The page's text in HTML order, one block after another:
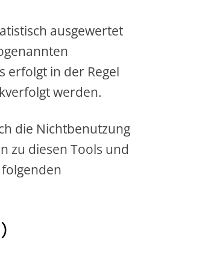
ausgewertet
erfolgt in der Regel
werden.
die Nichtbenutzung
zu diesen Tools und